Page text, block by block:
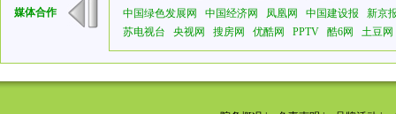
媒体合作
中国绿色发展网
中国经济网 凤凰网 中国建设报
新京
苏电视台
央视网 搜房网 优酷网 PPTV 酷6网 土豆网